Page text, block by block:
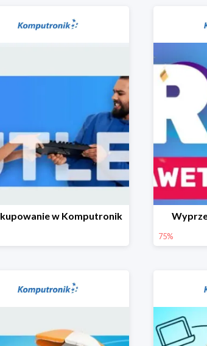
kupowanie w Komputronik
75%